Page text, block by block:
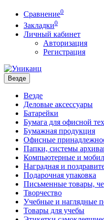
Сравнение0
Закладки0
Личный кабинет
Авторизация
Регистрация
Везде
Везде
Деловые аксессуары
Батарейки
Бумага для офисной
Бумажная продукция
Офисные
Папки, системы
Компьютерные и
Наградная и
Подарочная упаковка
Письменные товары,
Творчество
Учебные и наглядные
Товары для учебы